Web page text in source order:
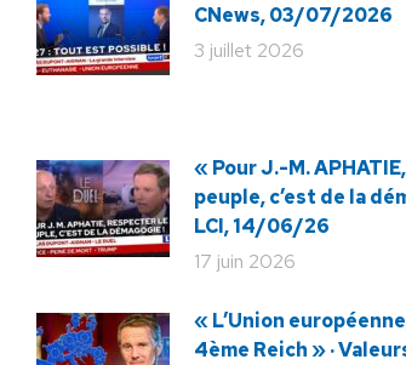
CNews, 03/07/2026
3 juillet 2026
« Pour J.-M.
peuple, c’est de la
LCI, 14/06/26
17 juin 2026
« L’Union
4ème Reich » ·